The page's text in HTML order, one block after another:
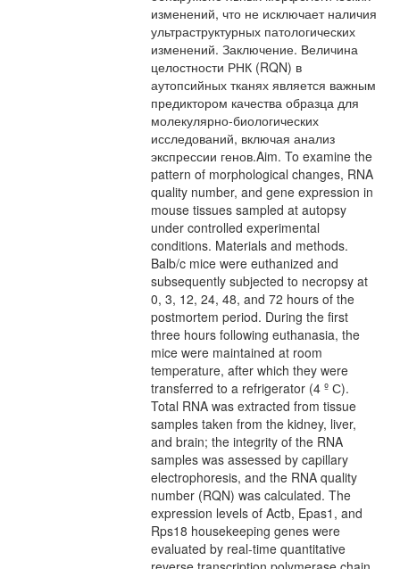
изменений, что не исключает наличия
ультраструктурных патологических
изменений. Заключение. Величина
целостности РНК (RQN) в
аутопсийных тканях является важным
предиктором качества образца для
молекулярно-биологических
исследований, включая анализ
экспрессии генов.Aim. To examine the
pattern of morphological changes, RNA
quality number, and gene expression in
mouse tissues sampled at autopsy
under controlled experimental
conditions. Materials and methods.
Balb/c mice were euthanized and
subsequently subjected to necropsy at
0, 3, 12, 24, 48, and 72 hours of the
postmortem period. During the first
three hours following euthanasia, the
mice were maintained at room
temperature, after which they were
transferred to a refrigerator (4 º С).
Total RNA was extracted from tissue
samples taken from the kidney, liver,
and brain; the integrity of the RNA
samples was assessed by capillary
electrophoresis, and the RNA quality
number (RQN) was calculated. The
expression levels of Actb, Epas1, and
Rps18 housekeeping genes were
evaluated by real-time quantitative